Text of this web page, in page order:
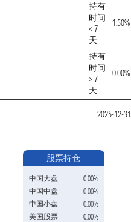
持有
时间
< 7
天
1.50%
持有
时间
≥ 7
天
0.00%
2025-12-31
股票持仓
中国大盘
0.00%
中国中盘
0.00%
中国小盘
0.00%
美国股票
0.00%